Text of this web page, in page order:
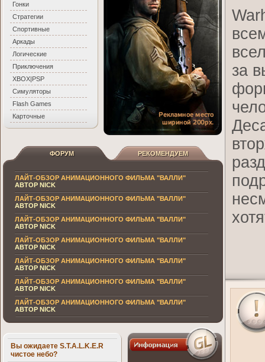
Гонки
Стратегии
Спортивные
Аркады
Логические
Приключения
XBOX|PSP
Симуляторы
Flash Games
Карточные
ФОРУМ РЕКОМЕНДУЕМ
ЛАЙТ-ОБЗОР АНИМАЦИОННОГО ФИЛЬМА "ВАЛЛИ"
АВТОР NICK
ЛАЙТ-ОБЗОР АНИМАЦИОННОГО ФИЛЬМА "ВАЛЛИ"
АВТОР NICK
ЛАЙТ-ОБЗОР АНИМАЦИОННОГО ФИЛЬМА "ВАЛЛИ"
АВТОР NICK
ЛАЙТ-ОБЗОР АНИМАЦИОННОГО ФИЛЬМА "ВАЛЛИ"
АВТОР NICK
ЛАЙТ-ОБЗОР АНИМАЦИОННОГО ФИЛЬМА "ВАЛЛИ"
АВТОР NICK
ЛАЙТ-ОБЗОР АНИМАЦИОННОГО ФИЛЬМА "ВАЛЛИ"
АВТОР NICK
ЛАЙТ-ОБЗОР АНИМАЦИОННОГО ФИЛЬМА "ВАЛЛИ"
АВТОР NICK
Вы ожидаете S.T.A.L.K.E.R
чистое небо?
за